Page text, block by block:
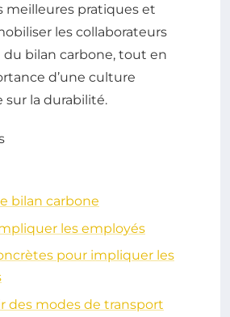
meilleures pratiques et
les collaborateurs
du bilan carbone, tout en
d’une culture
sur la durabilité.
bilan carbone
les employés
pour impliquer les
des modes de transport